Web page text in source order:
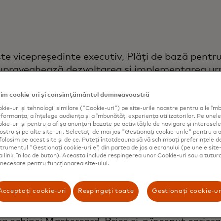
vicepreședinte executiv, Plăți de bază
dezvoltarea și implementarea
pe cele peste 30 de piețe din regiunea
oferă infrastructura, produsele și
de la tokenizare și autentificare, la active
optimizare – pentru o experiență mai
online, pentru consumatori și companii.
a fost Country Manager pentru Franța și
20 de ani în industria plăților. S-a alăturat
de-a lungul mandatului său, a deținut
produselor în regiunile Europa și LAC.
cookie-uri și consimțământul dumneavoastră
uri și tehnologii similare ("Cookie-uri") pe site-urile noastre pentru a le
a înțelege audiența și a îmbunătăți experiența utilizatorilor. Pe unele
uri și pentru a afișa anunțuri bazate pe activitățile de navigare și
și pe alte site-uri. Selectați de mai jos "Gestionați cookie-urile" pentru a
pe acest site și de ce. Puteți întotdeauna să vă schimbați preferințele
"Gestionați cookie-urile", din partea de jos a ecranului (pe unele
link, în loc de buton). Aceasta include respingerea unor Cookie-uri sau a
pentru funcționarea site-ului.
cookie-uri Respingeți toate Gestionați cookie-